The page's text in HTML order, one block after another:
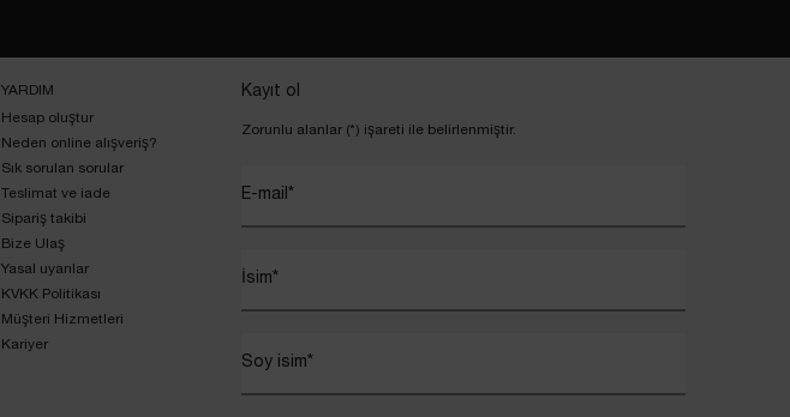
YARDIM
Hesap oluştur
Neden online alışveriş?
Sık sorulan sorular
Teslimat ve iade
Sipariş takibi
Bize Ulaş
Yasal uyarılar
KVKK Politikası
Müşteri Hizmetleri
Kariyer
Kayıt ol
Zorunlu alanlar (*) işareti ile belirlenmiştir.
E-mail *
İsim*
Soy isim*